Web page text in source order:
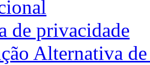
de privacidade
Alternativa